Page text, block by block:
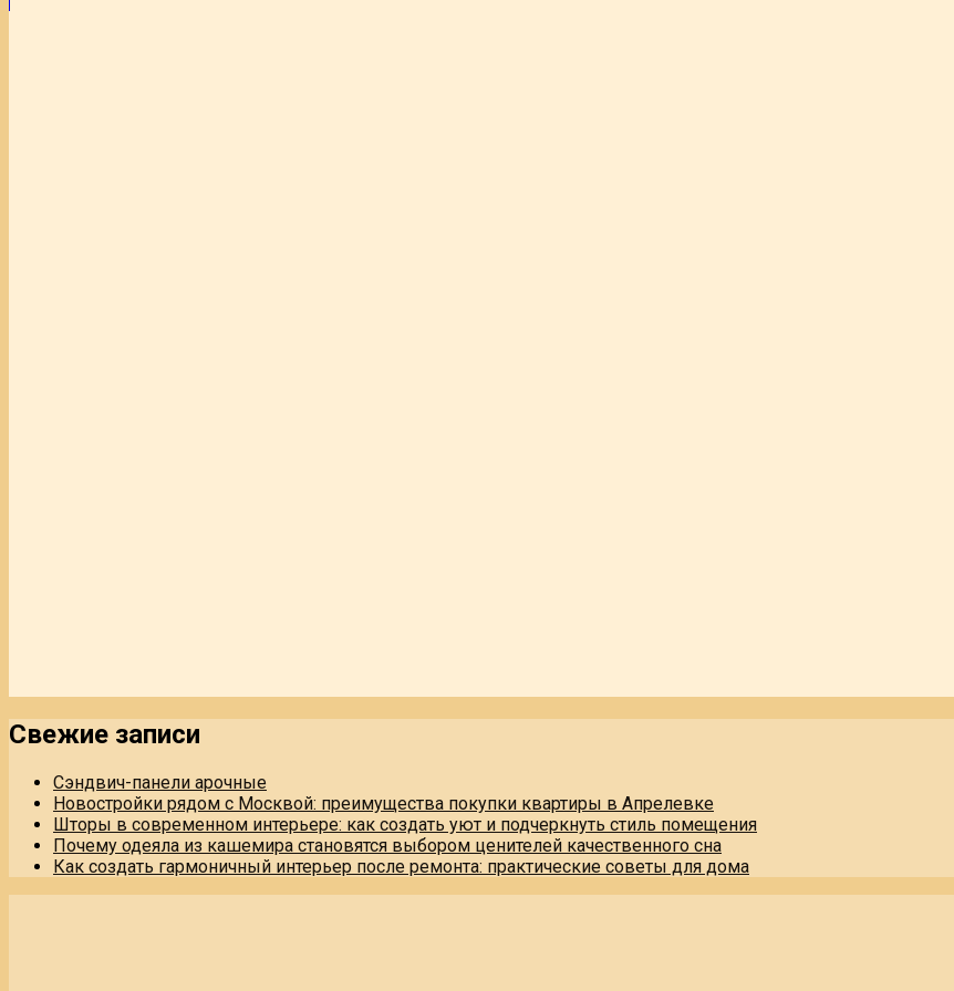
Свежие записи
Сэндвич-панели арочные
Новостройки рядом с Москвой: преимущества покупки квартиры в Апрелевке
Шторы в современном интерьере: как создать уют и подчеркнуть стиль помещения
Почему одеяла из кашемира становятся выбором ценителей качественного сна
Как создать гармоничный интерьер после ремонта: практические советы для дома